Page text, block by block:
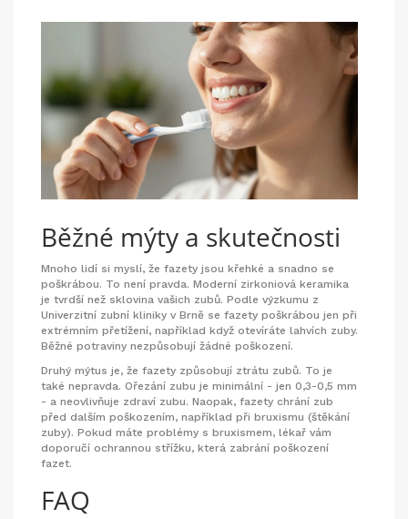
Běžné mýty a skutečnosti
Mnoho lidí si myslí, že fazety jsou křehké a snadno se
poškrábou. To není pravda. Moderní zirkoniová keramika
je tvrdší než sklovina vašich zubů. Podle výzkumu z
Univerzitní zubní kliniky v Brně se fazety poškrábou jen při
extrémním přetížení, například když otevíráte lahvích zuby.
Běžné potraviny nezpůsobují žádné poškození.
Druhý mýtus je, že fazety způsobují ztrátu zubů. To je
také nepravda. Ořezání zubu je minimální - jen 0,3-0,5 mm
- a neovlivňuje zdraví zubu. Naopak, fazety chrání zub
před dalším poškozením, například při bruxismu (štěkání
zuby). Pokud máte problémy s bruxismem, lékař vám
doporučí ochrannou střížku, která zabrání poškození
fazet.
FAQ